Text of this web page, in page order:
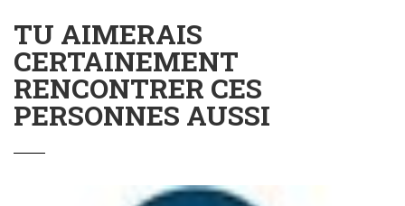
TU AIMERAIS
CERTAINEMENT
RENCONTRER CES
PERSONNES AUSSI